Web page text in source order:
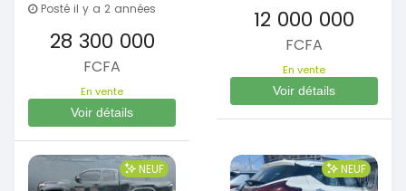
Posté il y a 2 années
28 300 000
FCFA
En vente
Voir détails
12 000 000
FCFA
En vente
Voir détails
NEUF NEUF